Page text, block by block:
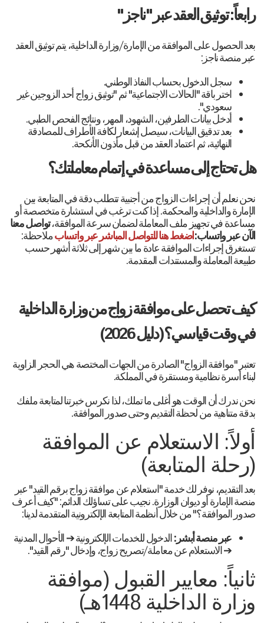
رابعاً: توثيق العقد عبر "ناجز"
بعد الحصول على الموافقة من الإمارة/وزارة الداخلية، يتم توثيق العقد
عبر منصة ناجز:
سجل الدخول بحساب النفاذ الوطني.
اختر باقة "الحالات الاجتماعية" ثم "توثيق زواج أحد الزوجين غير
سعودي".
أدخل بيانات الطرفين، الشهود، المهر، ونتائج الفحص الطبي.
بعد تدقيق البيانات، سيصل إشعار لكافة الأطراف للمصادقة
النهائية، ثم اعتماد العقد من قبل مأذون الأنكحة.
هل تحتاج إلى مساعدة في إتمام معاملتك؟
نحن نعلم أن إجراءات الزواج من أجنبية تتطلب دقة في المتابعة بين
الإمارة والداخلية والمحكمة. إذا كنت ترغب في استشارة متخصصة أو
مساعدة في تجهيز ملف المعاملة لضمان سرعة الموافقة،تواصل معنا
الآن عبر واتساب:اضغط هنا للتواصل المباشر عبر واتسابملاحظة:
تستغرق إجراءات الموافقة عادة ما بين شهر إلى ثلاثة أشهر حسب
طبيعة المعاملة والمستندات المقدمة.
كيف تحصل على موافقة زواج من وزارة الداخلية
في وقت قياسي؟ (دليل 2026)
تعتبر "موافقة الزواج" الصادرة من الجهات المختصة هي الحجر الزاوية
لبناء أسرة نظامية ومستقرة في المملكة.
نحن ندرك أن الوقت هو أغلى ما تملك، لذا نكرس خبرتنا لمتابعة ملفك
بدقة متناهية من لحظة التقديم وحتى صدور الموافقة.
أولاً: الاستعلام عن الموافقة
(رحلة المتابعة)
بعد التقديم، نوفر لك خدمة "استعلام عن موافقة زواج برقم القيد" عبر
منصة الإمارة أو ديوان الوزارة. نجيب على تساؤلك الدائم: "كيف أعرف
صدور الموافقة؟" من خلال أنظمة المتابعة الإلكترونية المتقدمة لدينا:
عبر منصة أبشر:الدخول للخدمات الإلكترونية ➔ الأحوال المدنية
➔ الاستعلام عن معاملة/تصريح زواج، وإدخال "رقم القيد".
ثانياً: معايير القبول (موافقة
وزارة الداخلية 1448هـ)